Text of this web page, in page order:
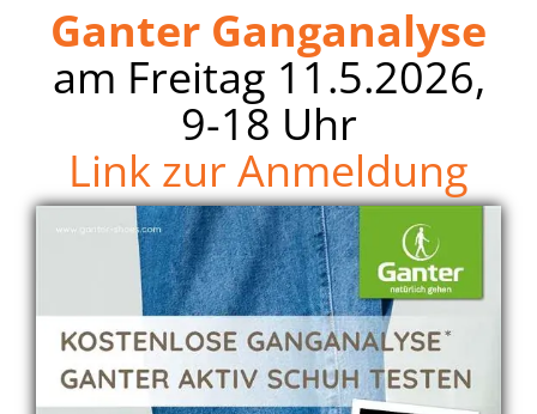
Ganter Ganganalyse
am Freitag 11.5.2026,
9-18 Uhr
Link zur Anmeldung